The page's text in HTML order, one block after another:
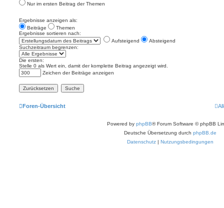
Nur im ersten Beitrag der Themen
Ergebnisse anzeigen als:
Beiträge
Themen
Ergebnisse sortieren nach:
Aufsteigend
Absteigend
Suchzeitraum begrenzen:
Die ersten:
Stelle 0 als Wert ein, damit der komplette Beitrag angezeigt wird.
Zeichen der Beiträge anzeigen
Foren-Übersicht
Powered by phpBB® Forum Software © phpBB
Deutsche Übersetzung durch phpBB.de
Datenschutz | Nutzungsbedingungen